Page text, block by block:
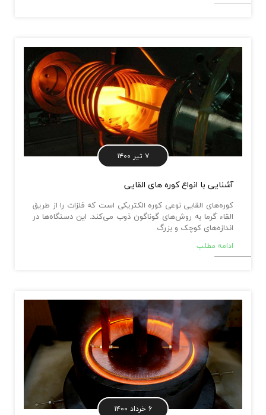
آشنایی با انواع کوره‌ های القایی
۷ تیر ۱۴۰۰
کوره‌های القایی نوعی کوره الکتریکی است که فلزات را از طریق
القاء گرما به روش‌های گوناگون ذوب می‌کند. این دستگاه‌ها در
اندازه‌های کوچک و بزرگ
ادامه مطلب